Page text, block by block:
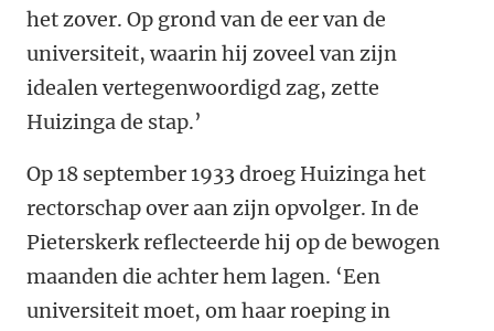
het zover. Op grond van de eer van de
universiteit, waarin hij zoveel van zijn
idealen vertegenwoordigd zag, zette
Huizinga de stap.’
Op 18 september 1933 droeg Huizinga het
rectorschap over aan zijn opvolger. In de
Pieterskerk reflecteerde hij op de bewogen
maanden die achter hem lagen. ‘Een
universiteit moet, om haar roeping in